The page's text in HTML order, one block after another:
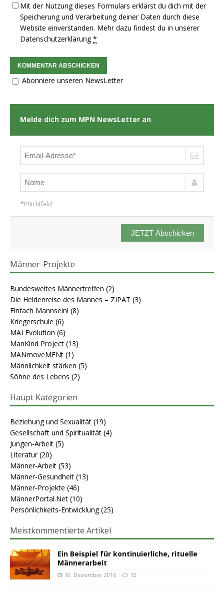
Mit der Nutzung dieses Formulars erklärst du dich mit der
Speicherung und Verarbeitung deiner Daten durch diese
Website einverstanden. Mehr dazu findest du in unserer
Datenschutzerklärung *
Abonniere unseren NewsLetter
Melde dich zum MPN NewsLetter an
*Pflichtfeld
JETZT Abschicken
Männer-Projekte
Bundesweites Männertreffen (2)
Die Heldenreise des Mannes – ZIPAT (3)
Einfach Mannsein! (8)
Kriegerschule (6)
MALEvolution (6)
ManKind Project (13)
MANmoveMENt (1)
Männlichkeit stärken (5)
Söhne des Lebens (2)
Haupt Kategorien
Beziehung und Sexualität (19)
Gesellschaft und Spiritualität (4)
Jungen-Arbeit (5)
Literatur(20)
Männer-Arbeit (53)
Männer-Gesundheit (13)
Männer-Projekte (46)
MännerPortal.Net (10)
Persönlichkeits-Entwicklung(25)
Meistkommentierte Artikel
Ein Beispiel für kontinuierliche, rituelle
Männerarbeit
10. Dezember 2016 12